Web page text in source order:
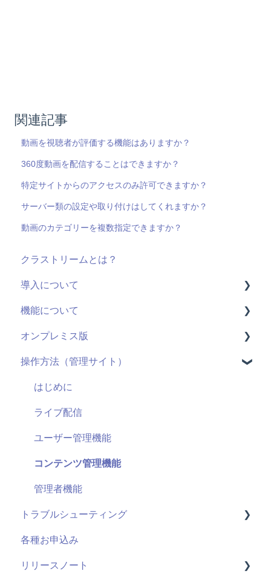
関連記事
動画を視聴者が評価する機能はありますか？
360度動画を配信することはできますか？
特定サイトからのアクセスのみ許可できますか？
サーバー類の設定や取り付けはしてくれますか？
動画のカテゴリーを複数指定できますか？
クラストリームとは？
導入について
料金・プラン
機能(導入前)
サービス
導入に向けて
サポート
セキュリティ
機能について
動画配信
ライブ配信
ユーザーID
管理機能：管理サイト
アンケート機能
視聴履歴
既存の仕組みと連携
課金機能
オンプレミス版
全般
用語
システム仕様
お申し込み・導入
操作方法（管理サイト）
はじめに
ライブ配信
ユーザー管理機能
コンテンツ管理機能
管理者機能
トラブルシューティング
視聴ページ
管理サイト
各種お申込み
リリースノート